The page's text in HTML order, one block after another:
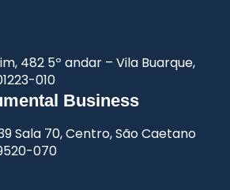
482 5º andar – Vila Buarque,
010
Business
Sala 70, Centro,São Caetano
070